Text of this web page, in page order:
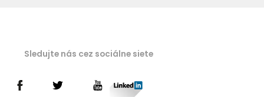
Sledujte nás cez sociálne siete